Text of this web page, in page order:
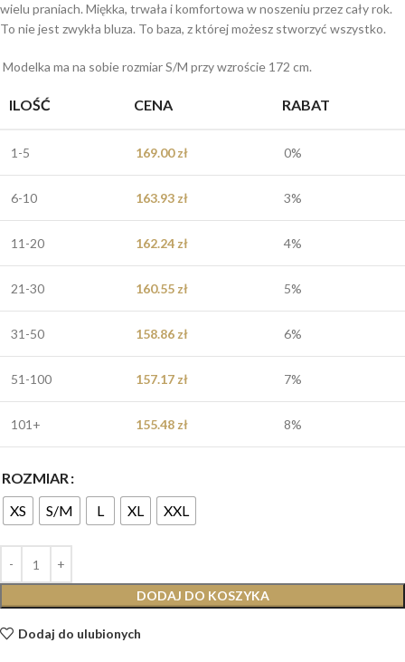
wielu praniach. Miękka, trwała i komfortowa w noszeniu przez cały rok.
To nie jest zwykła bluza. To baza, z której możesz stworzyć wszystko.
Modelka ma na sobie rozmiar S/M przy wzroście 172 cm.
ILOŚĆ CENA RABAT
1-5 169.00zł 0%
6-10 163.93zł 3%
11-20 162.24zł 4%
21-30 160.55zł 5%
31-50 158.86zł 6%
51-100 157.17zł 7%
101+ 155.48zł 8%
ROZMIAR
XS
S/M L XL XXL
DODAJ DO KOSZYKA
Dodaj do ulubionych